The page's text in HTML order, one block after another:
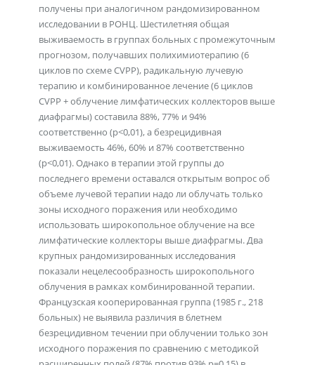
получены при аналогичном рандомизированном
исследовании в РОНЦ. Шестилетняя общая
выживаемость в группах больных с промежуточным
прогнозом, получавших полихимиотерапию (6
циклов по схеме CVPP), радикальную лучевую
терапию и комбинированное лечение (6 циклов
CVPP + облучение лимфатических коллекторов выше
диафрагмы) составила 88%, 77% и 94%
соответственно (p<0,01), а безрецидивная
выживаемость 46%, 60% и 87% соответственно
(p<0,01). Однако в терапии этой группы до
последнего времени оставался открытым вопрос об
объеме лучевой терапии надо ли облучать только
зоны исходного поражения или необходимо
использовать широкопольное облучение на все
лимфатические коллекторы выше диафрагмы. Два
крупных рандомизированных исследования
показали нецелесообразность широкопольного
облучения в рамках комбинированной терапии.
Французская кооперированная группа (1985 г., 218
больных) не выявила различия в 6летнем
безрецидивном течении при облучении только зон
исходного поражения по сравнению с методикой